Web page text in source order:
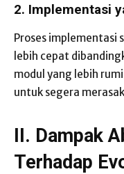
2. Implementasi
Proses implementasi
lebih cepat
modul yang lebih
untuk segera
II. Dampak
Terhadap